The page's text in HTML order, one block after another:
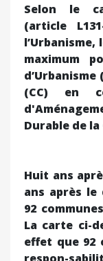
Selon le
(article
maximum
d’Urbanisme
(CC) en
Durable de la
Huit ans
ans après le
92
La carte ci-
effet que 92
respon-